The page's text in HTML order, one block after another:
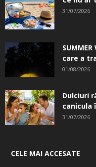
31/07/2026
care a
01/08/2026
Dulciuri
canicula
31/07/2026
CELE MAI ACCESATE